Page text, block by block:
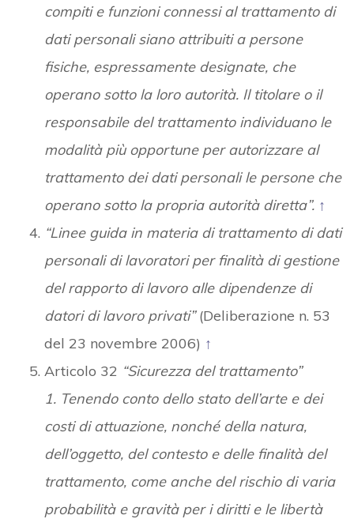
compiti e funzioni connessi al trattamento di
dati personali siano attribuiti a persone
fisiche, espressamente designate, che
operano sotto la loro autorità. Il titolare o il
responsabile del trattamento individuano le
modalità più opportune per autorizzare al
trattamento dei dati personali le persone che
operano sotto la propria autorità diretta”. ↑
“Linee guida in materia di trattamento di dati
personali di lavoratori per finalità di gestione
del rapporto di lavoro alle dipendenze di
datori di lavoro privati”(Deliberazione n. 53
del 23 novembre 2006) ↑
Articolo 32 “Sicurezza del trattamento”
1. Tenendo conto dello stato dell’arte e dei
costi di attuazione, nonché della natura,
dell’oggetto, del contesto e delle finalità del
trattamento, come anche del rischio di varia
probabilità e gravità per i diritti e le libertà